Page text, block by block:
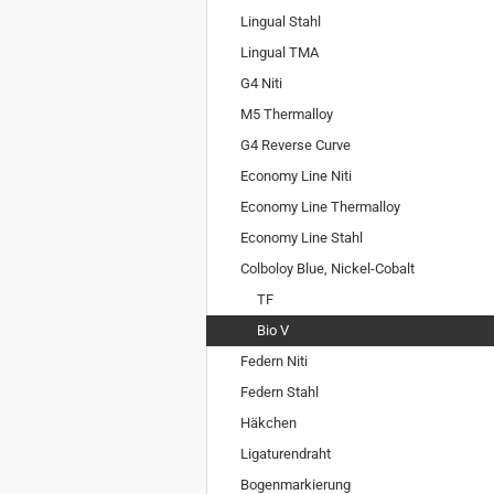
Lingual Stahl
Lingual TMA
G4 Niti
M5 Thermalloy
G4 Reverse Curve
Economy Line Niti
Economy Line Thermalloy
Economy Line Stahl
Colboloy Blue, Nickel-Cobalt
TF
Bio V
Federn Niti
Federn Stahl
Häkchen
Ligaturendraht
Bogenmarkierung